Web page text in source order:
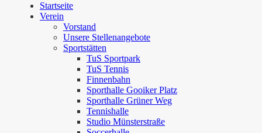
Startseite
Verein
Vorstand
Unsere Stellenangebote
Sportstätten
TuS Sportpark
TuS Tennis
Finnenbahn
Sporthalle Gooiker Platz
Sporthalle Grüner Weg
Tennishalle
Studio Münsterstraße